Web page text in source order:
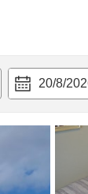
20/8/